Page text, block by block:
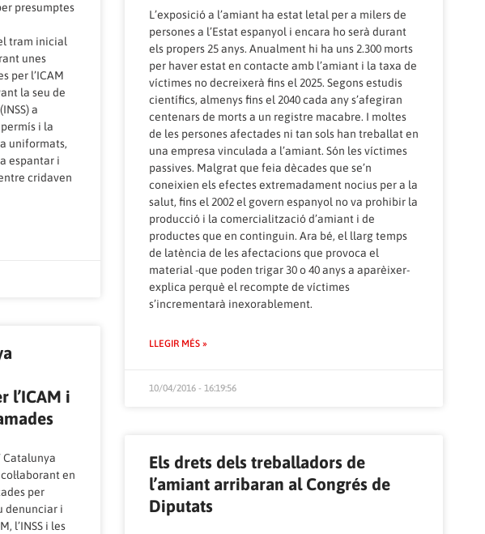
presumptes
tram inicial
unes
per l’ICAM
la seu de
a
i la
uniformats,
espantar i
cridaven
L’exposició a l’amiant ha estat letal per a milers de
persones a l’Estat espanyol i encara ho serà durant
els propers 25 anys. Anualment hi ha uns 2.300 morts
per haver estat en contacte amb l’amiant i la taxa de
víctimes no decreixerà fins el 2025. Segons estudis
científics, almenys fins el 2040 cada any s’afegiran
centenars de morts a un registre macabre. I moltes
de les persones afectades ni tan sols han treballat en
una empresa vinculada a l’amiant. Són les víctimes
passives. Malgrat que feia dècades que se’n
coneixien els efectes extremadament nocius per a la
salut, fins el 2002 el govern espanyol no va prohibir la
producció i la comercialització d’amiant i de
productes que en continguin. Ara bé, el llarg temps
de latència de les afectacions que provoca el
material -que poden trigar 30 o 40 anys a aparèixer-
explica perquè el recompte de víctimes
s’incrementarà inexorablement.
LLEGIR MÉS »
10/04/2016 - 16:19:56
l’ICAM i
Catalunya
en
per
denunciar i
l’INSS i les
Els drets dels treballadors de
l’amiant arribaran al Congrés de
Diputats